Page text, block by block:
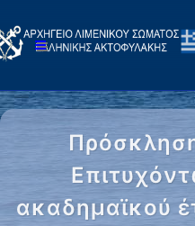
ακαδημαϊκού